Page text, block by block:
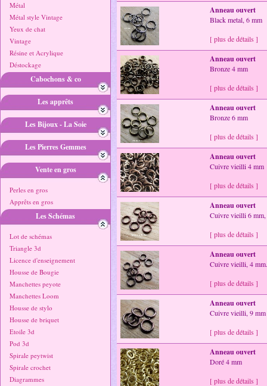
Métal
Métal style Vintage
Yeux de chat
Vintage
Résine et Acrylique
Déstockage
Cabochons & co
Les apprêts
Les Bijoux - La Soie
Les Pierres Gemmes
Vente en gros
Perles en gros
Apprêts en gros
Les Schémas
Lot de schémas
Triangle 3d
Licence d'enseignement
Housse de Bougie
Manchettes peyote
Manchettes Loom
Housse de stylo
Housse de briquet
Etoile 3d
Pod 3d
Spirale peytwist
Spirale crochet
Diagrammes
Anneau ouvert
Black metal, 6 mm
[ plus de détails ]
Anneau ouvert
Bronze 4 mm
[ plus de détails ]
Anneau ouvert
Bronze 6 mm
[ plus de détails ]
Anneau ouvert
Cuivre vieilli 4 mm
[ plus de détails ]
Anneau ouvert
Cuivre vieilli 6 mm,
[ plus de détails ]
Anneau ouvert
Cuivre vieilli, 4
[ plus de détails ]
Anneau ouvert
Cuivre vieilli, 9 mm
[ plus de détails ]
Anneau ouvert
Doré 4 mm
[ plus de détails ]